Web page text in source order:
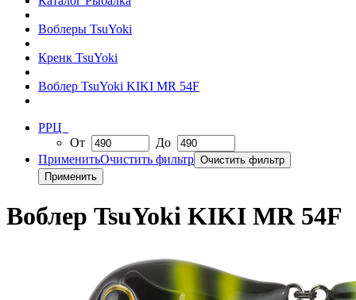
Воблеры TsuYoki
Кренк TsuYoki
Воблер TsuYoki KIKI MR 54F
РРЦ
От
До
ПрименитьОчистить фильтр
Воблер TsuYoki KIKI MR 54F